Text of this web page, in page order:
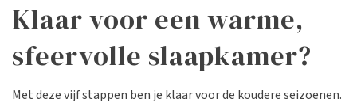
Klaar voor een warme,
sfeervolle slaapkamer?
Met deze vijf stappen ben je klaar voor de koudere seizoenen.